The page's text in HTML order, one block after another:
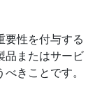
要性を付与する
品またはサービ
きことです。